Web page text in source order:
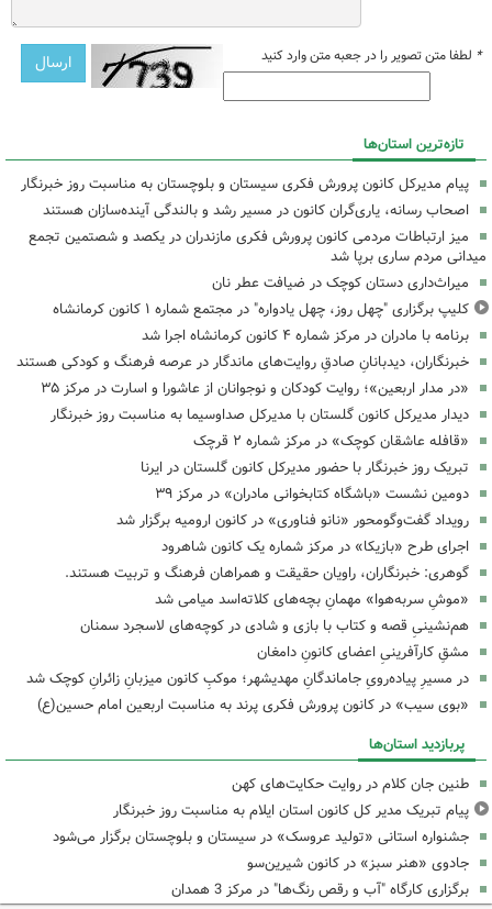
* لطفا متن تصویر را در جعبه متن وارد کنید
تازه‌ترین استان‌ها
پیام مدیرکل کانون پرورش فکری سیستان و بلوچستان به مناسبت روز خبرنگار
اصحاب رسانه، یاری‌گران کانون در مسیر رشد و بالندگی آینده‌سازان هستند
میز ارتباطات مردمی کانون پرورش فکری مازندران در یکصد و شصتمین تجمع
میدانی مردم ساری برپا شد
میراث‌داری دستان کوچک در ضیافت عطر نان
کلیپ برگزاری "چهل روز، چهل یادواره" در مجتمع شماره ۱ کانون کرمانشاه
برنامه با مادران در مرکز شماره ۴ کانون کرمانشاه اجرا شد
خبرنگاران، دیدبانانِ صادقِ روایت‌های ماندگار در عرصه فرهنگ و کودکی هستند
«در مدار اربعین»؛ روایت کودکان و نوجوانان از عاشورا و اسارت در مرکز ۳۵
دیدار مدیرکل کانون گلستان با مدیرکل صداوسیما به مناسبت روز خبرنگار
«قافله عاشقان کوچک» در مرکز شماره ۲ قرچک
تبریک روز خبرنگار با حضور مدیرکل کانون گلستان در ایرنا
دومین نشست «باشگاه کتابخوانی مادران» در مرکز ۳۹
رویداد گفت‌وگومحور «نانو فناوری» در کانون ارومیه برگزار شد
اجرای طرح «بازیکا» در مرکز شماره یک کانون شاهرود
گوهری: خبرنگاران، راویان حقیقت و همراهان فرهنگ و تربیت هستند.
«موشِ سربه‌هوا» مهمانِ بچه‌های کلاته‌اسد میامی شد
هم‌نشینیِ قصه و کتاب با بازی و شادی در کوچه‌های لاسجرد سمنان
مشقِ کارآفرینیِ اعضای کانونِ دامغان
در مسیرِ پیاده‌رویِ جاماندگانِ مهدیشهر؛ موکبِ کانون میزبانِ زائرانِ کوچک شد
«بوی سیب» در کانون پرورش فکری پرند به مناسبت اربعین امام حسین(ع)
پربازدید استان‌ها
طنین جان کلام در روایت حکایت‌های کهن
پیام تبریک مدیر کل کانون استان ایلام به مناسبت روز خبرنگار
جشنواره استانی «تولید عروسک» در سیستان و بلوچستان برگزار می‌شود
جادوی «هنر سبز» در کانون شیرین‌سو
برگزاری کارگاه "آب و رقص رنگ‌ها" در مرکز 3 همدان